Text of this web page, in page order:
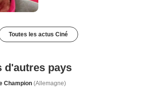
Toutes les actus Ciné
d'autres pays
Champion (Allemagne)